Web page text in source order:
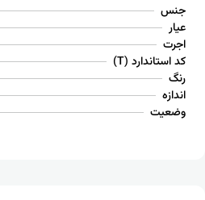
جنس
عیار
اجرت
کد استاندارد (T)
رنگ
اندازه
وضعیت